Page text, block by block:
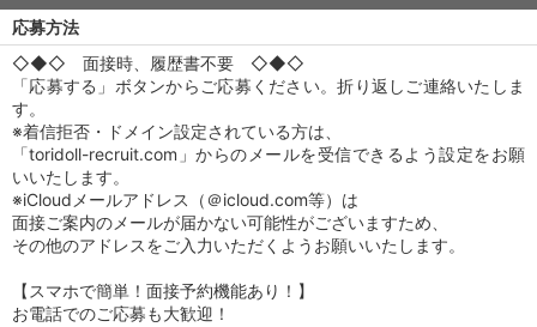
応募方法
◇◆◇ 面接時、履歴書不要 ◇◆◇
「応募する」ボタンからご応募ください。折り返しご連絡いたしま
す。
※着信拒否・ドメイン設定されている方は、
「toridoll-recruit.com」からのメールを受信できるよう設定をお願
いいたします。
※iCloudメールアドレス（＠icloud.com等）は
面接ご案内のメールが届かない可能性がございますため、
その他のアドレスをご入力いただくようお願いいたします。
【スマホで簡単！面接予約機能あり！】
お電話でのご応募も大歓迎！